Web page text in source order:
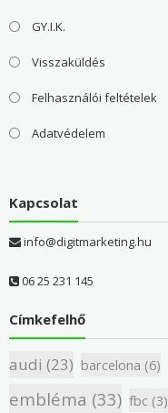
GY.I.K.
Visszaküldés
Felhasználói feltételek
Adatvédelem
Kapcsolat
info@digitmarketing.hu
06 25 231 145
Címkefelhő
audi (23) barcelona (6)
embléma (33) fbc (3)